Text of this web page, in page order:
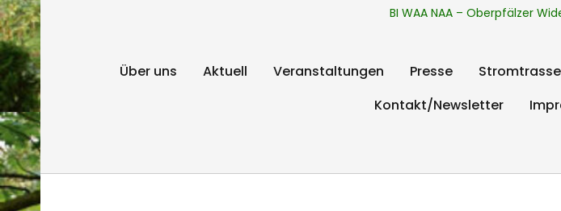
BI WAA NAA – Oberpfälzer
Über uns Aktuell Veranstaltungen Presse
Kontakt/Newsletter